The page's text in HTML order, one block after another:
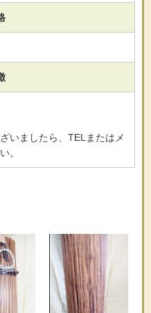
いましたら、TELまたはメ
。